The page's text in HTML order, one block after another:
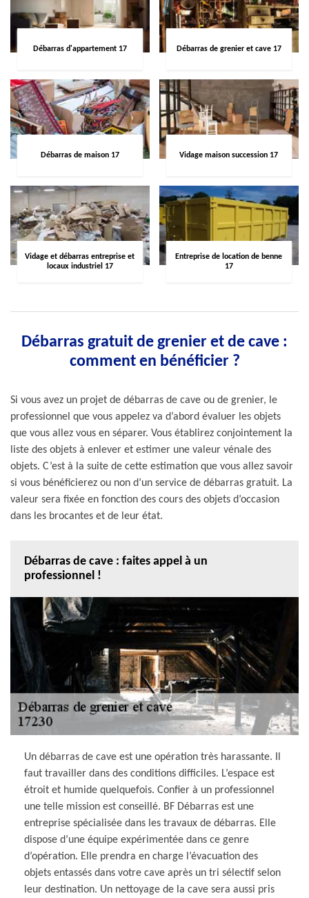
Débarras d'appartement 17 Débarras de grenier et cave 17
Débarras de maison 17 Vidage maison succession 17
Vidage et débarras entreprise et
locaux industriel 17
Entreprise de location de benne
17
Débarras gratuit de grenier et de cave :
comment en bénéficier ?
Si vous avez un projet de débarras de cave ou de grenier, le
professionnel que vous appelez va d’abord évaluer les objets
que vous allez vous en séparer. Vous établirez conjointement la
liste des objets à enlever et estimer une valeur vénale des
objets. C’est à la suite de cette estimation que vous allez savoir
si vous bénéficierez ou non d’un service de débarras gratuit. La
valeur sera fixée en fonction des cours des objets d’occasion
dans les brocantes et de leur état.
Débarras de cave : faites appel à un
professionnel !
Un débarras de cave est une opération très harassante. Il
faut travailler dans des conditions difficiles. L’espace est
étroit et humide quelquefois. Confier à un professionnel
une telle mission est conseillé. BF Débarras est une
entreprise spécialisée dans les travaux de débarras. Elle
dispose d’une équipe expérimentée dans ce genre
d’opération. Elle prendra en charge l’évacuation des
objets entassés dans votre cave après un tri sélectif selon
leur destination. Un nettoyage de la cave sera aussi pris